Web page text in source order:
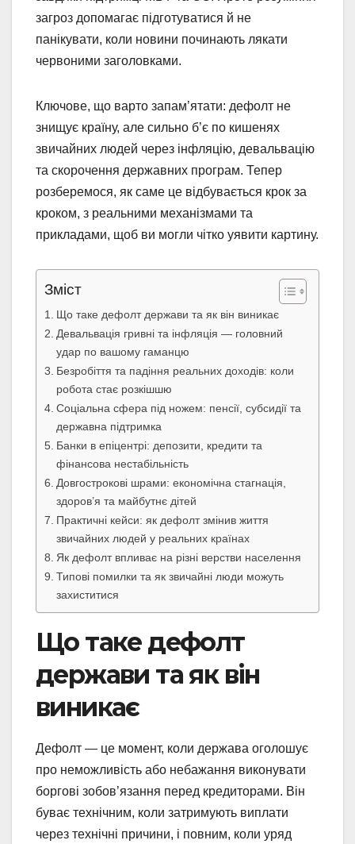
загроз допомагає підготуватися й не
панікувати, коли новини починають лякати
червоними заголовками.
Ключове, що варто запам’ятати: дефолт не
знищує країну, але сильно б’є по кишенях
звичайних людей через інфляцію, девальвацію
та скорочення державних програм. Тепер
розберемося, як саме це відбувається крок за
кроком, з реальними механізмами та
прикладами, щоб ви могли чітко уявити картину.
Зміст
Що таке дефолт держави та як він виникає
Девальвація гривні та інфляція — головний
удар по вашому гаманцю
Безробіття та падіння реальних доходів: коли
робота стає розкішшю
Соціальна сфера під ножем: пенсії, субсидії та
державна підтримка
Банки в епіцентрі: депозити, кредити та
фінансова нестабільність
Довгострокові шрами: економічна стагнація,
здоров’я та майбутнє дітей
Практичні кейси: як дефолт змінив життя
звичайних людей у реальних країнах
Як дефолт впливає на різні верстви населення
Типові помилки та як звичайні люди можуть
захиститися
Що таке дефолт
держави та як він
виникає
Дефолт — це момент, коли держава оголошує
про неможливість або небажання виконувати
боргові зобов’язання перед кредиторами. Він
буває технічним, коли затримують виплати
через технічні причини, і повним, коли уряд